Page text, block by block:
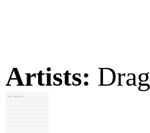
Artists: